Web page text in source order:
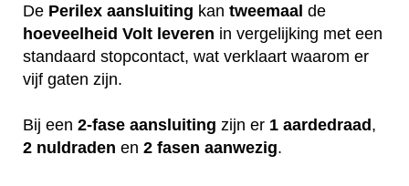
De Perilex aansluiting kan tweemaal de
hoeveelheid Volt leveren in vergelijking met een
standaard stopcontact, wat verklaart waarom er
vijf gaten zijn.
Bij een 2-fase aansluiting zijn er 1 aardedraad,
2 nuldraden en 2 fasen aanwezig.